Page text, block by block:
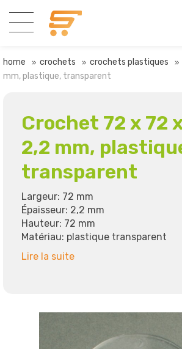
home crochets crochets plastiques
mm, plastique, transparent
Crochet 72 x 72
2,2 mm,
transparent
Largeur: 72 mm
Épaisseur: 2,2 mm
Hauteur: 72 mm
Matériau: plastique transparent
Lire la suite